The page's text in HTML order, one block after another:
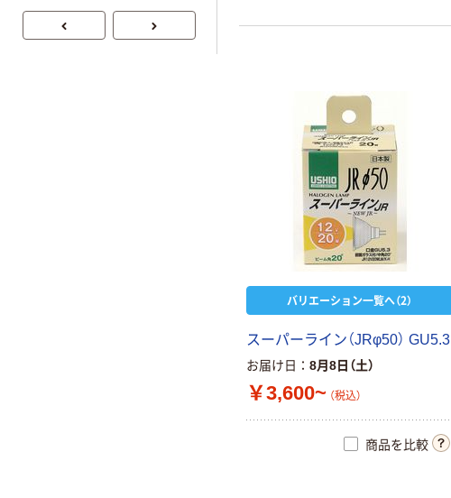
バリエーション一覧へ（2）
スーパーライン（JRφ50） GU5.3
お届け日 8月8日（土）
￥3,600~ （税込）
商品を比較